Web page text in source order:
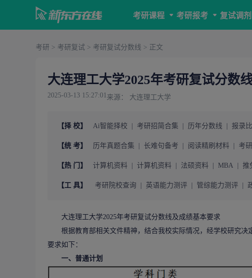
考研课程 考研报考 复试调剂
考研 > 考研复试 > 考研复试分数线 > 正文
大连理工大学2025年考研复试分数
2025-03-13 15:27:01来源： 大连理工大学
【择 校】 Ai智能择校 考研招简合集 历年分数线 报录
【统 考】 历年真题合集 长难句备考 阅读精刷材料 考
【热 门】 计算机资料 计算机资料 法硕资料 MBA 推
【工 具】 考研院校查询 英语能力测评 管综能力测评
大连理工大学2025年考研复试分数线及成绩基本要求
根据教育部相关文件精神，结合我校实际情况，经学校研究决
要求如下：
一、普通计划